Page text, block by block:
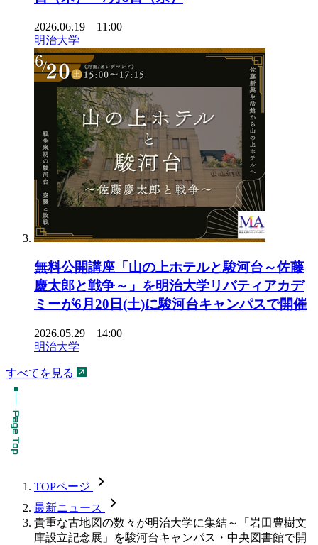
2026.06.19 11:00
明治大学
無料公開講座「山の上ホテルと駿河台～佐藤
慶太郎と戦争～」を明治大学リバティアカデ
ミーが6月20日(土)に駿河台キャンパスで開催
2026.05.29 14:00
明治大学
すべてを見る
TOPページ chevron_forward
最新ニュース chevron_forward
貴重な古地図の数々が明治大学に集結～「岩田豊樹文
庫設立記念展」を駿河台キャンパス・中央図書館で開